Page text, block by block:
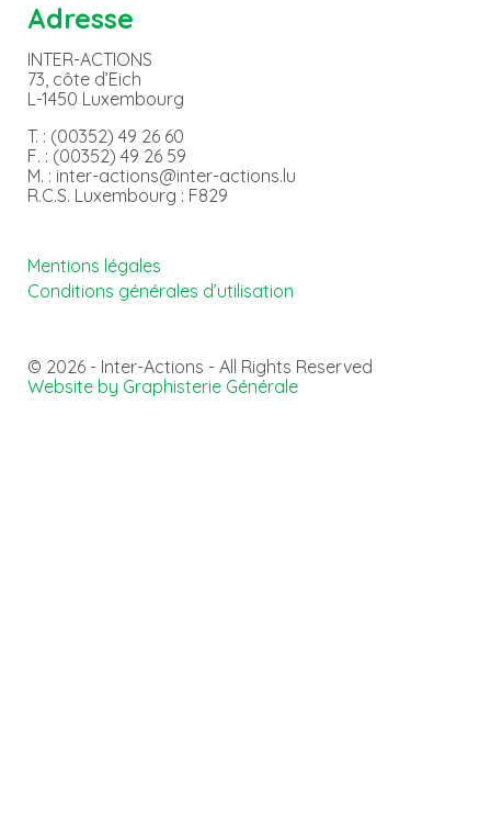
Adresse
INTER-ACTIONS
73, côte d’Eich
L-1450 Luxembourg
T. : (00352) 49 26 60
F. : (00352) 49 26 59
M. : inter-actions@inter-actions.lu
R.C.S. Luxembourg : F829
Mentions légales
Conditions générales d’utilisation
© 2026 - Inter-Actions - All Rights Reserved
Website by Graphisterie Générale